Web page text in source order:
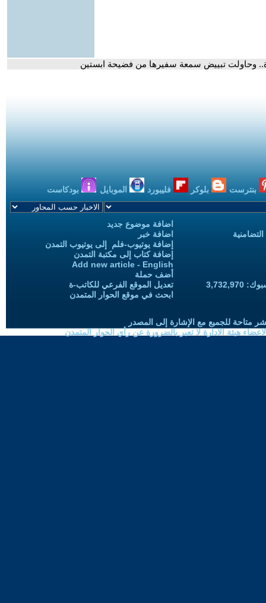
وحاولت تبييض سمعة سفيرها من فضيحة ابستين
بنترست بلوكر فليبورد الموبايل بودكاست
اضافة موضوع جديد
اضافة خبر
إضافة يوتيوب-فلم إلى يوتيوب التمدن
إضافة كتاب إلى مكتبة التمدن
Add new article - English
أضف حملة
تعديل الموقع الفرعي للكاتب-ة
ابحث في موقع الحوار المتمدن
متاحة للجميع مع الإشارة إلى المصدر
هيئة الادارة لا تعبر بالضرورة عن رأي الحوار المتمدن